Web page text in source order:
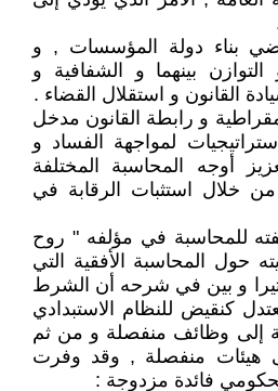
بناء دولة المؤسسات , و
بينهما و الشفافية و
القانون و استقلال القضاء .
و رابطة القانون مدخل
لمواجهة الفساد و
أوجه المحاسبة المختلفة
خلال استثبات الرقابة في
للمحاسبة في مؤلفه " روح
" – 1738- نظريته حول المحاسبة الأفقية التي
و بين في شرحه أن الشرط
كنقيض للنظام الاستبدادي
إلى وظائف منفصلة و من ثم
هيئات منفصلة , وقد وفرت
فائدة مزدوجة :